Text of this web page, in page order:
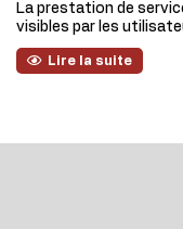
La prestation de
visibles par les
Lire la suite